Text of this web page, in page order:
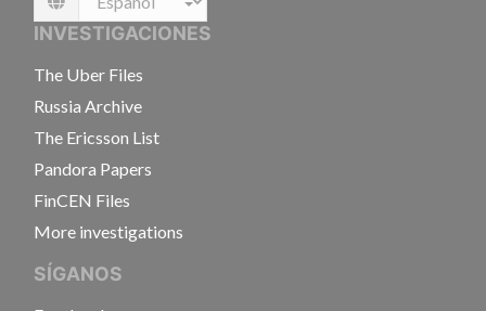
Language
INVESTIGACIONES
The Uber Files
Russia Archive
The Ericsson List
Pandora Papers
FinCEN Files
More investigations
SÍGANOS